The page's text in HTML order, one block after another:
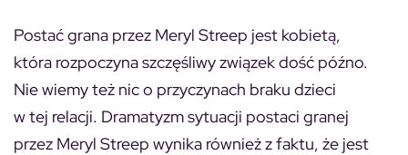
Postać grana przez Meryl Streep jest kobietą,
która rozpoczyna szczęśliwy związek dość późno.
Nie wiemy też nic o przyczynach braku dzieci
w tej relacji. Dramatyzm sytuacji postaci granej
przez Meryl Streep wynika również z faktu, że jest